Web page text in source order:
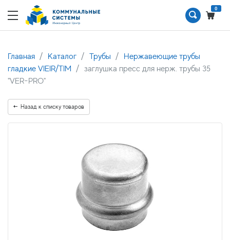
0
Главная Каталог Трубы
Нержавеющие трубы
гладкие VIEIR/TIM
заглушка пресс для нерж. трубы 35
"VER-PRO"
Назад к списку товаров